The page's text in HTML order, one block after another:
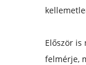
Először is
felmérje,